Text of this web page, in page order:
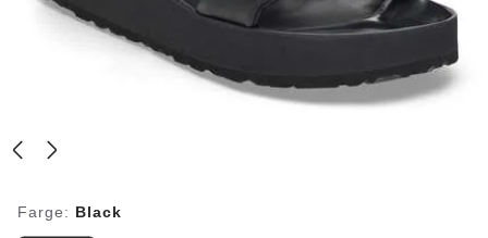
Farge: Black